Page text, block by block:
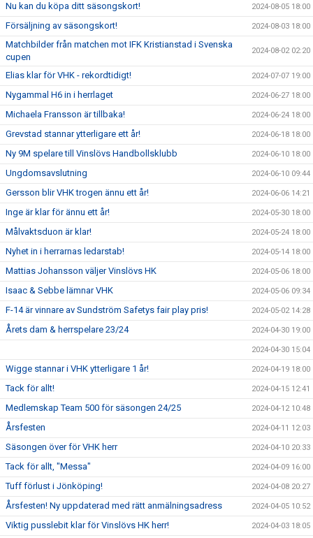
Nu kan du köpa ditt säsongskort! 2024-08-05 18:00
Försäljning av säsongskort! 2024-08-03 18:00
Matchbilder från matchen mot IFK Kristianstad i Svenska
cupen
2024-08-02 02:20
Elias klar för VHK - rekordtidigt! 2024-07-07 19:00
Nygammal H6 in i herrlaget 2024-06-27 18:00
Michaela Fransson är tillbaka! 2024-06-24 18:00
Grevstad stannar ytterligare ett år! 2024-06-18 18:00
Ny 9M spelare till Vinslövs Handbollsklubb 2024-06-10 18:00
Ungdomsavslutning 2024-06-10 09:44
Gersson blir VHK trogen ännu ett år! 2024-06-06 14:21
Inge är klar för ännu ett år! 2024-05-30 18:00
Målvaktsduon är klar! 2024-05-24 18:00
Nyhet in i herrarnas ledarstab! 2024-05-14 18:00
Mattias Johansson väljer Vinslövs HK 2024-05-06 18:00
Isaac & Sebbe lämnar VHK 2024-05-06 09:34
F-14 är vinnare av Sundström Safetys fair play pris! 2024-05-02 14:28
Årets dam & herrspelare 23/24 2024-04-30 19:00
2024-04-30 15:04
Wigge stannar i VHK ytterligare 1 år! 2024-04-19 18:00
Tack för allt! 2024-04-15 12:41
Medlemskap Team 500 för säsongen 24/25 2024-04-12 10:48
Årsfesten 2024-04-11 12:03
Säsongen över för VHK herr 2024-04-10 20:33
Tack för allt, "Messa" 2024-04-09 16:00
Tuff förlust i Jönköping! 2024-04-08 20:27
Årsfesten! Ny uppdaterad med rätt anmälningsadress 2024-04-05 10:52
Viktig pusslebit klar för Vinslövs HK herr! 2024-04-03 18:05